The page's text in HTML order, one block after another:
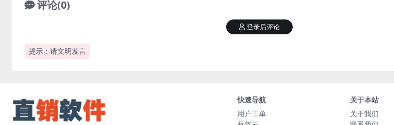
评论(0)
提示：请文明发言
登录后评论
快速导航
用户工单
关于本站
关于我们